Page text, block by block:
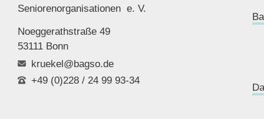
Seniorenorganisationen e. V.
Noeggerathstraße 49
53111 Bonn
kruekel@bagso.de
+49 (0)228 / 24 99 93-34